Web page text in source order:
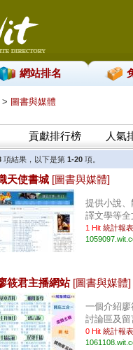
網站排名
> 圖書與媒體
貢獻排行榜 人氣
項結果，以下是第 1-20項。
天使書城 [圖書與媒體]
提供小說
譯文學等
1 Hit 統計報表
筱君主播網站 [圖書與媒體]
一個介紹廖
討論區及
0 Hit 統計報表